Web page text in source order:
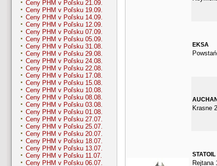
Ceny PHM v Poľsku 21.09.
Ceny PHM v Poľsku 19.09.
Ceny PHM v Poľsku 14.09.
Ceny PHM v Poľsku 12.09.
Ceny PHM v Poľsku 07.09.
Ceny PHM v Poľsku 05.09.
Ceny PHM v Poľsku 31.08.
Ceny PHM v Poľsku 29.08.
Ceny PHM v Poľsku 24.08.
Ceny PHM v Poľsku 22.08.
Ceny PHM v Poľsku 17.08.
Ceny PHM v Poľsku 15.08.
Ceny PHM v Poľsku 10.08.
Ceny PHM v Poľsku 08.08.
Ceny PHM v Poľsku 03.08.
Ceny PHM v Poľsku 01.08.
Ceny PHM v Poľsku 27.07.
Ceny PHM v Poľsku 25.07.
Ceny PHM v Poľsku 20.07.
Ceny PHM v Poľsku 18.07.
Ceny PHM v Poľsku 13.07.
Ceny PHM v Poľsku 11.07.
Ceny PHM v Poľsku 06.07.
EKSA
Krasne
STATOIL
Rejtana